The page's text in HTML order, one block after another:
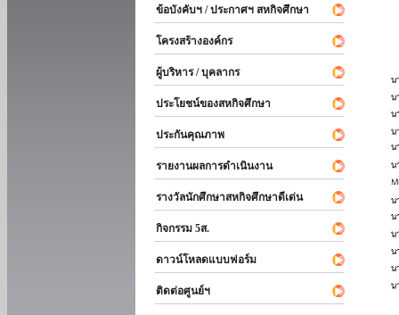
ข้อบังคับฯ / ประกาศฯ สหกิจศึกษา
โครงสร้างองค์กร
ผู้บริหาร / บุคลากร
ประโยชน์ของสหกิจศึกษา
ประกันคุณภาพ
รายงานผลการดำเนินงาน
รางวัลนักศึกษาสหกิจศึกษาดีเด่น
กิจกรรม 5ส.
ดาวน์โหลดแบบฟอร์ม
ติดต่อศูนย์ฯ